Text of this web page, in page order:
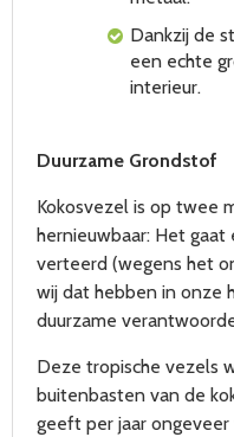
Dankzij de
een echte
interieur.
Duurzame Grondstof
Kokosvezel is op twee
hernieuwbaar: Het
verteerd (wegens het
wij dat hebben in onze
duurzame
Deze tropische vezels
buitenbasten van de
geeft per jaar